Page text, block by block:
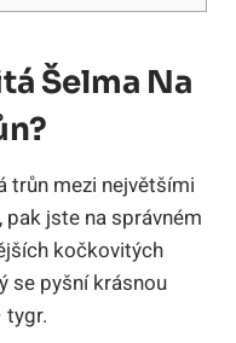
Šelma Na
trůn mezi největšími
jste na správném
kočkovitých
se pyšní krásnou